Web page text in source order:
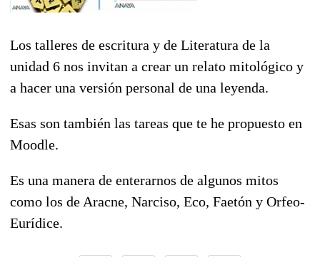
Los talleres de escritura y de Literatura de la
unidad 6 nos invitan a crear un relato mitológico y
a hacer una versión personal de una leyenda.
Esas son también las tareas que te he propuesto en
Moodle.
Es una manera de enterarnos de algunos mitos
como los de Aracne, Narciso, Eco, Faetón y Orfeo-
Eurídice.